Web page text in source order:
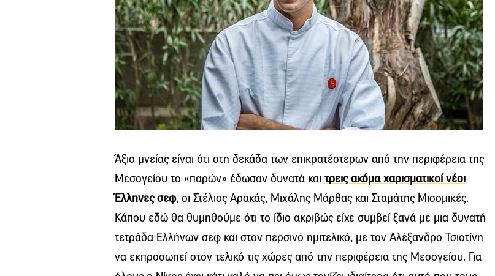
Άξιο μνείας είναι ότι στη δεκάδα των επικρατέστερων από την περιφέρεια της
Μεσογείου το «παρών» έδωσαν δυνατά και τρεις ακόμα χαρισματικοί νέοι
Έλληνες σεφ, οι Στέλιος Αρακάς, Μιχάλης Μάρθας και Σταμάτης Μισομικές.
Κάπου εδώ θα θυμηθούμε ότι το ίδιο ακριβώς είχε συμβεί ξανά με μια δυνατή
τετράδα Ελλήνων σεφ και στον περσινό ημιτελικό, με τον Αλέξανδρο Τσιοτίνη
να εκπροσωπεί στον τελικό τις χώρες από την περιφέρεια της Μεσογείου. Για